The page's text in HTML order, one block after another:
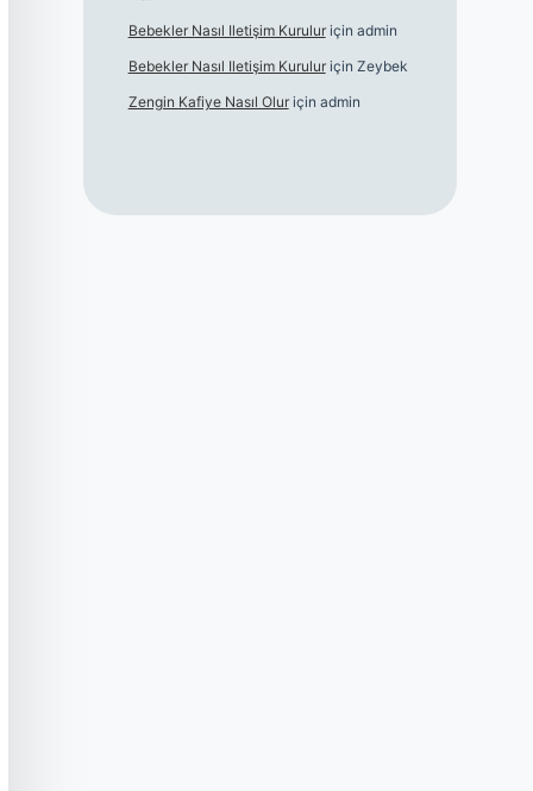
Bebekler Nasıl Iletişim Kuruluriçin admin
Bebekler Nasıl Iletişim Kuruluriçin Zeybek
Zengin Kafiye Nasıl Oluriçin admin